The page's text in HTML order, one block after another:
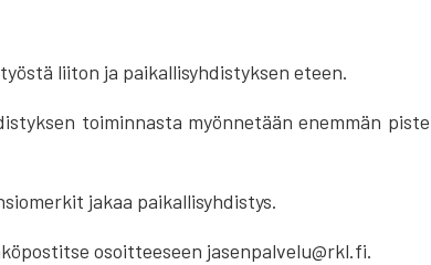
liiton ja paikallisyhdistyksen eteen.
toiminnasta myönnetään enemmän
jakaa paikallisyhdistys.
osoitteeseen jasenpalvelu@rkl.fi.